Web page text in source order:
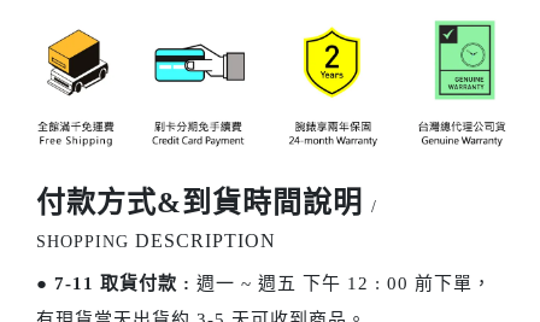
付款方式&到貨時間說明
/
SHOPPING DESCRIPTION
● 7-11 取貨付款 : 週一 ~ 週五 下午 12 : 00 前下單，